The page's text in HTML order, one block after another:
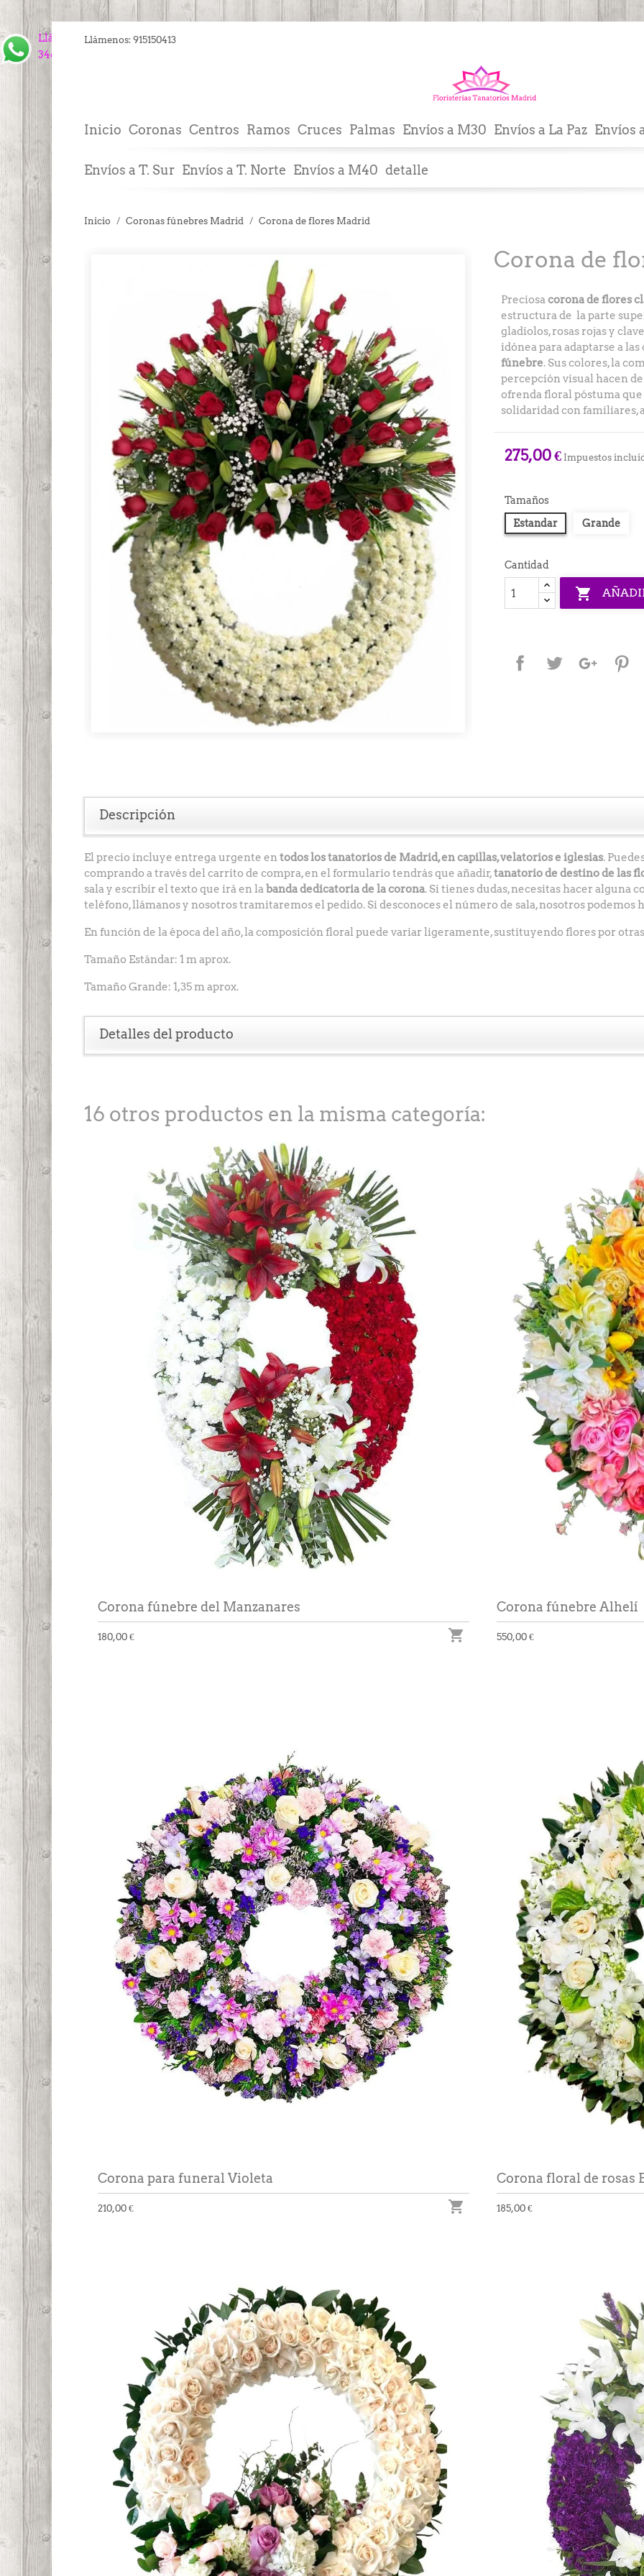
Llámanos
34609843910
Llámenos: 915150413
Inicio Coronas Centros Ramos Cruces Palmas Envíos a M30 Envíos a La Paz Envíos
Envíos a T. Sur Envíos a T. Norte Envíos a M40 detalle
Inicio Coronas fúnebres Madrid Corona de flores Madrid
Corona de
Preciosacorona de flores
estructura de la parte
gladiolos, rosas rojas y
idónea para adaptarse a
fúnebre. Sus colores, la
percepción visual hacen
ofrenda floral póstuma
solidaridad con familiares,
275,00 € Impuestos
Tamaños
Estandar
Grande
Cantidad

CompartirTuitear Google+
Descripción
El precio incluye entrega urgente entodos los tanatorios de Madrid, en capillas, velatorios e iglesias.
comprando a través del carrito de compra, en el formulario tendrás que añadir,tanatorio de destino de las
sala y escribir el texto que irá en la banda dedicatoria de la corona. Si tienes dudas, necesitas hacer alguna
teléfono, llámanos y nosotros tramitaremos el pedido. Si desconoces el número de sala, nosotros podemos
En función de la época del año, la composición floral puede variar ligeramente, sustituyendo flores por
Tamaño Estándar: 1 m aprox.
Tamaño Grande: 1,35 m aprox.
Detalles del producto
16 otros productos en la misma categoría:
Corona fúnebre del Manzanares
180,00 € 
Corona fúnebre Alhelí
550,00 €
Corona para funeral Violeta
210,00 € 
Corona floral de rosas
185,00 €